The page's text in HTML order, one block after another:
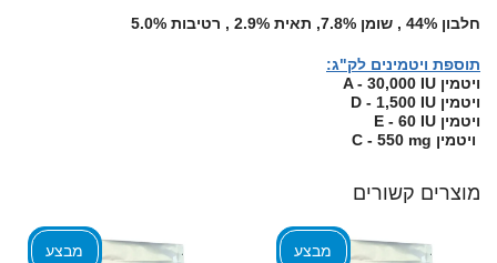
חלבון 44% , שומן 7.8%, תאית 2.9% , רטיבות 5.0%
תוספת ויטמינים לק"ג:
ויטמין A - 30,000 IU
ויטמין D - 1,500 IU
ויטמין E - 60 IU
ויטמין C - 550 mg
מוצרים קשורים
מבצע מבצע